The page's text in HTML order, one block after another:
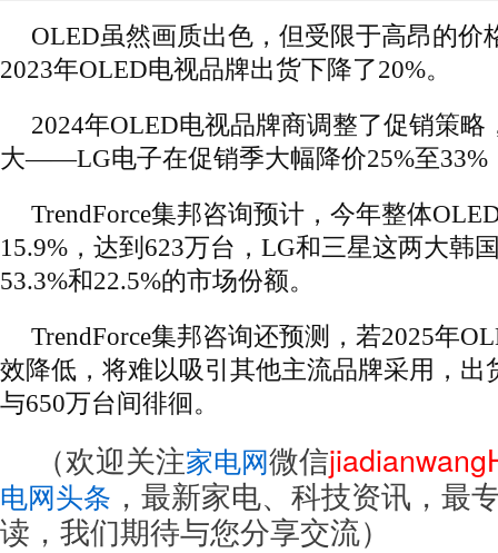
OLED虽然画质出色，但受限于高昂的价
2023年OLED电视品牌出货下降了20%。
2024年OLED电视品牌商调整了促销策略
大——LG电子在促销季大幅降价25%至33%
TrendForce集邦咨询预计，今年整体
15.9%，达到623万台，LG和三星这两大韩
53.3%和22.5%的市场份额。
TrendForce集邦咨询还预测，若2025年
效降低，将难以吸引其他主流品牌采用，出
与650万台间徘徊。
（欢迎关注家电网微信
电网头条 ，最新家电、科技资讯，最
读，我们期待与您分享交流）